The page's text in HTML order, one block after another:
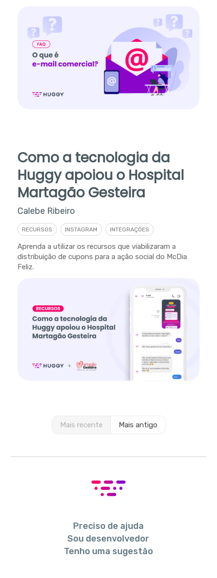
Como a tecnologia da
Huggy apoiou o Hospital
Martagão Gesteira
Calebe Ribeiro
RECURSOS INSTAGRAM INTEGRAÇÕES
Aprenda a utilizar os recursos que viabilizaram a
distribuição de cupons para a ação social do McDia
Feliz.
Mais recente Mais antigo
Preciso de ajuda
Sou desenvolvedor
Tenho uma sugestão